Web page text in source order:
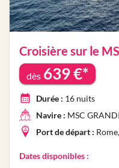
Croisière sur le
dès 639€*
Durée : 16 nuits
Navire : MSC
Port de départ :
Dates disponibles :